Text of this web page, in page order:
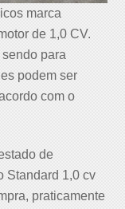
marca
de 1,0 CV.
para
podem ser
com o
de
Standard 1,0 cv
praticamente